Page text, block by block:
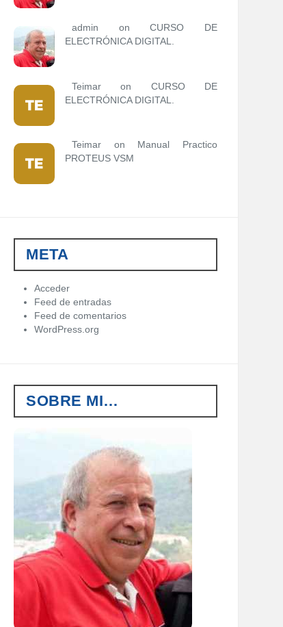
admin onCURSO DE
ELECTRÓNICA DIGITAL.
Teimar on CURSO DE
ELECTRÓNICA DIGITAL.
Teimar on Manual Practico
PROTEUS VSM
META
Acceder
Feed de entradas
Feed de comentarios
WordPress.org
SOBRE MI…